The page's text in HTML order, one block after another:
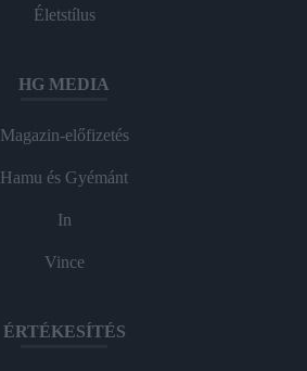
Életstílus
HG MEDIA
Magazin-előfizetés
Hamu és Gyémánt
In
Vince
ÉRTÉKESÍTÉS